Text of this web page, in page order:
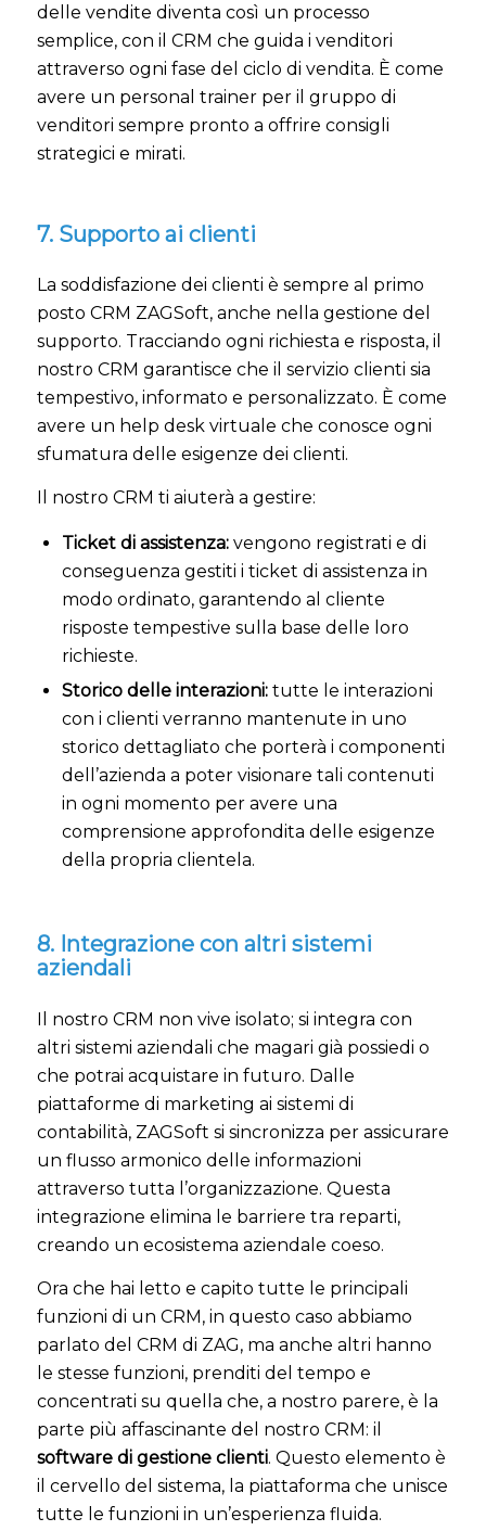
delle vendite diventa così un processo
semplice, con il CRM che guida i venditori
attraverso ogni fase del ciclo di vendita. È come
avere un personal trainer per il gruppo di
venditori sempre pronto a offrire consigli
strategici e mirati.
7. Supporto ai clienti
La soddisfazione dei clienti è sempre al primo
posto CRM ZAGSoft, anche nella gestione del
supporto. Tracciando ogni richiesta e risposta, il
nostro CRM garantisce che il servizio clienti sia
tempestivo, informato e personalizzato. È come
avere un help desk virtuale che conosce ogni
sfumatura delle esigenze dei clienti.
Il nostro CRM ti aiuterà a gestire:
Ticket di assistenza:vengono registrati e di
conseguenza gestiti i ticket di assistenza in
modo ordinato, garantendo al cliente
risposte tempestive sulla base delle loro
richieste.
Storico delle interazioni:tutte le interazioni
con i clienti verranno mantenute in uno
storico dettagliato che porterà i componenti
dell’azienda a poter visionare tali contenuti
in ogni momento per avere una
comprensione approfondita delle esigenze
della propria clientela.
8. Integrazione con altri sistemi
aziendali
Il nostro CRM non vive isolato; si integra con
altri sistemi aziendali che magari già possiedi o
che potrai acquistare in futuro. Dalle
piattaforme di marketing ai sistemi di
contabilità, ZAGSoft si sincronizza per assicurare
un flusso armonico delle informazioni
attraverso tutta l’organizzazione. Questa
integrazione elimina le barriere tra reparti,
creando un ecosistema aziendale coeso.
Ora che hai letto e capito tutte le principali
funzioni di un CRM, in questo caso abbiamo
parlato del CRM di ZAG, ma anche altri hanno
le stesse funzioni, prenditi del tempo e
concentrati su quella che, a nostro parere, è la
parte più affascinante del nostro CRM: il
software di gestione clienti. Questo elemento è
il cervello del sistema, la piattaforma che unisce
tutte le funzioni in un’esperienza fluida.